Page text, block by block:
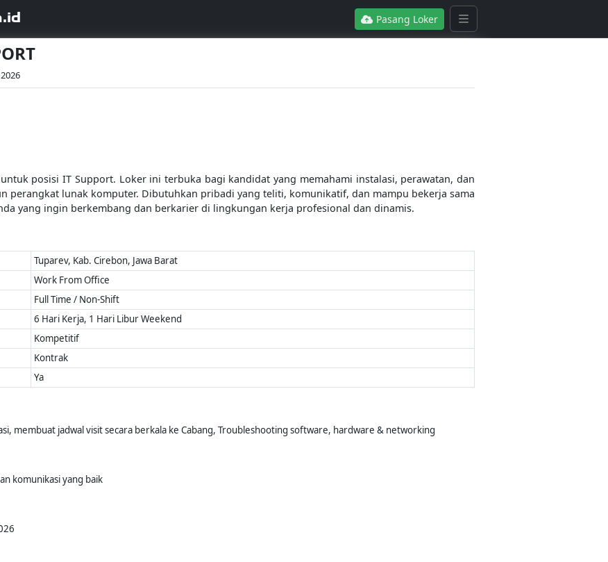
Pasang Loker
posisi IT Support. Loker ini terbuka bagi kandidat yang memahami instalasi, perawatan, dan
perangkat lunak komputer. Dibutuhkan pribadi yang teliti, komunikatif, dan mampu bekerja sama
yang ingin berkembang dan berkarier di lingkungan kerja profesional dan dinamis.
Tuparev, Kab. Cirebon, Jawa Barat
Work From Office
Full Time / Non-Shift
6 Hari Kerja, 1 Hari Libur Weekend
Kompetitif
Kontrak
Ya
membuat jadwal visit secara berkala ke Cabang, Troubleshooting software, hardware & networking
komunikasi yang baik